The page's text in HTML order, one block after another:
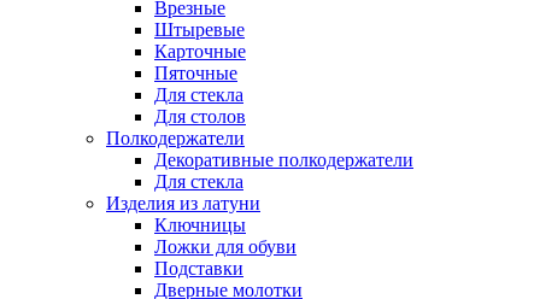
Врезные
Штыревые
Карточные
Пяточные
Для стекла
Для столов
Полкодержатели
Декоративные полкодержатели
Для стекла
Изделия из латуни
Ключницы
Ложки для обуви
Подставки
Дверные молотки